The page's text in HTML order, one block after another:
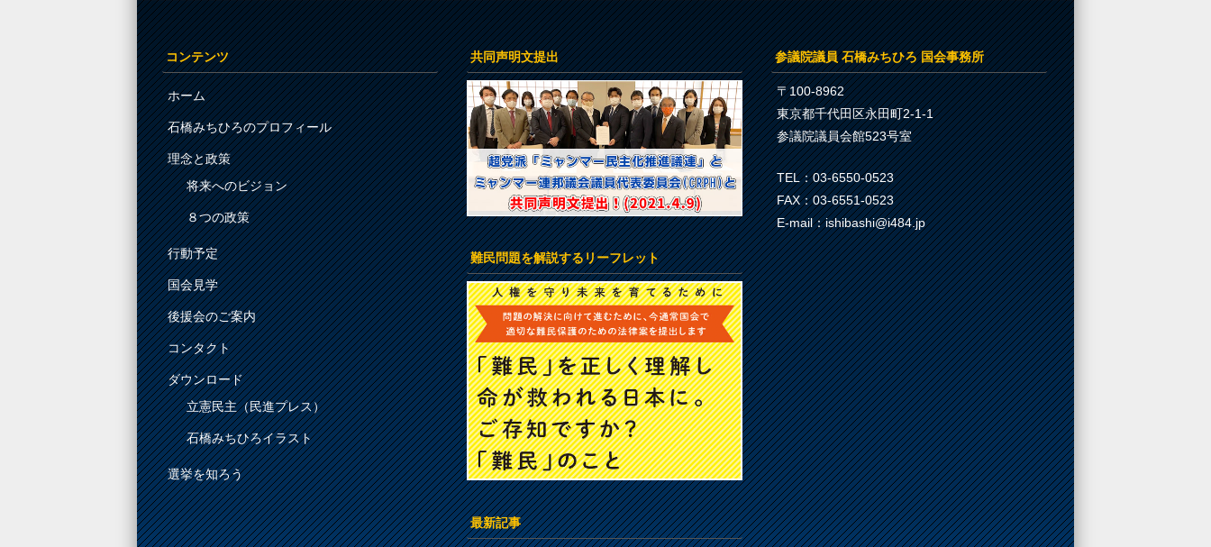
コンテンツ
ホーム
石橋みちひろのプロフィール
理念と政策
将来へのビジョン
８つの政策
行動予定
国会見学
後援会のご案内
コンタクト
ダウンロード
立憲民主（民進プレス）
石橋みちひろイラスト
選挙を知ろう
共同声明文提出
難民問題を解説するリーフレット
最新記事
参議院議員 石橋みちひろ 国会事務所
〒100-8962
東京都千代田区永田町2-1-1
参議院議員会館523号室
TEL：03-6550-0523
FAX：03-6551-0523
E-mail：ishibashi@i484.jp